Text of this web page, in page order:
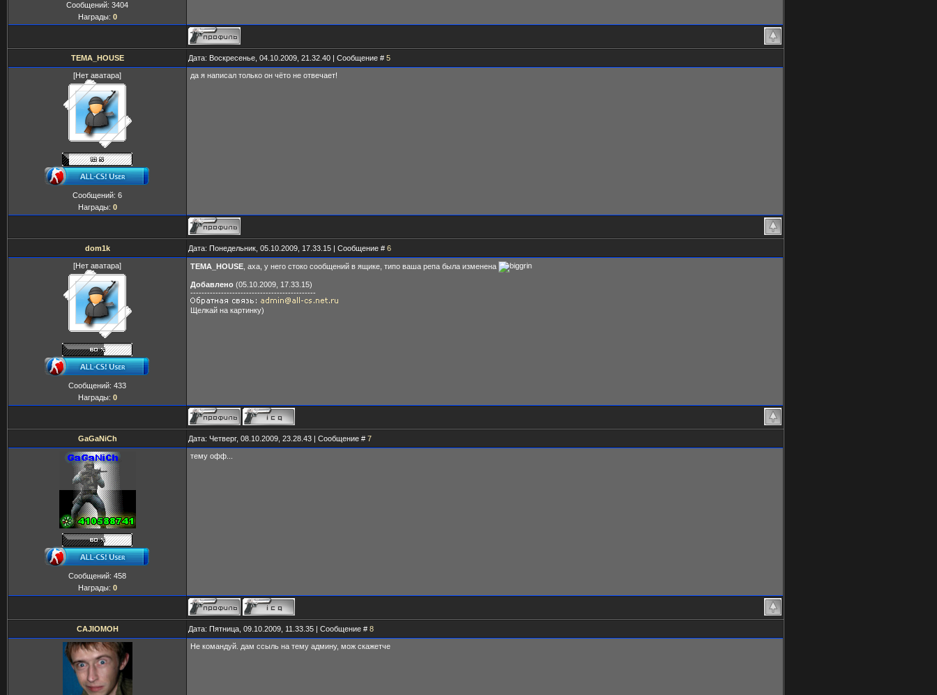
Сообщений: 3404
Награды: 0
TEMA_HOUSE Дата: Воскресенье, 04.10.2009, 21.32.40 | Сообщение # 5
[Нет аватара]
Сообщений: 6
Награды: 0
да я написал только он чёто не отвечает!
dom1k Дата: Понедельник, 05.10.2009, 17.33.15 | Сообщение # 6
[Нет аватара]
Сообщений: 433
Награды: 0
TEMA_HOUSE , аха, у него стоко сообщений в ящике, типо ваша репа была изменена
Добавлено (05.10.2009, 17.33.15)
---------------------------------------------
Щелкай на картинку)
GaGaNiCh Дата: Четверг, 08.10.2009, 23.28.43 | Сообщение # 7
Сообщений: 458
Награды: 0
тему офф...
CAJIOMOH Дата: Пятница, 09.10.2009, 11.33.35 | Сообщение # 8
Не командуй. дам ссыль на тему админу, мож скажетче